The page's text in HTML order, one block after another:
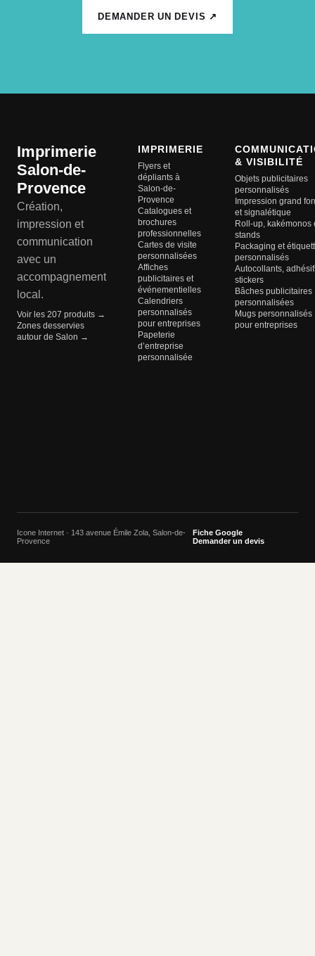
DEMANDER UN DEVIS ↗
Imprimerie
Salon-de-
Provence
Création,
impression et
communication
avec un
accompagnement
local.
Voir les 207 produits →
Zones desservies
autour de Salon →
IMPRIMERIE
Flyers et
dépliants à
Salon-de-
Provence
Catalogues et
brochures
professionnelles
Cartes de visite
personnalisées
Affiches
publicitaires et
événementielles
Calendriers
personnalisés
pour entreprises
Papeterie
d’entreprise
personnalisée
& VISIBILITÉ
Objets publicitaires
personnalisés
Impression grand
et signalétique
Roll-up, kakémonos
stands
Packaging et
personnalisés
Autocollants,
stickers
Bâches publicitaires
personnalisées
Mugs personnalisés
pour entreprises
Icone Internet · 143 avenue Émile Zola, Salon-de-
Provence
Fiche Google
Demander un devis